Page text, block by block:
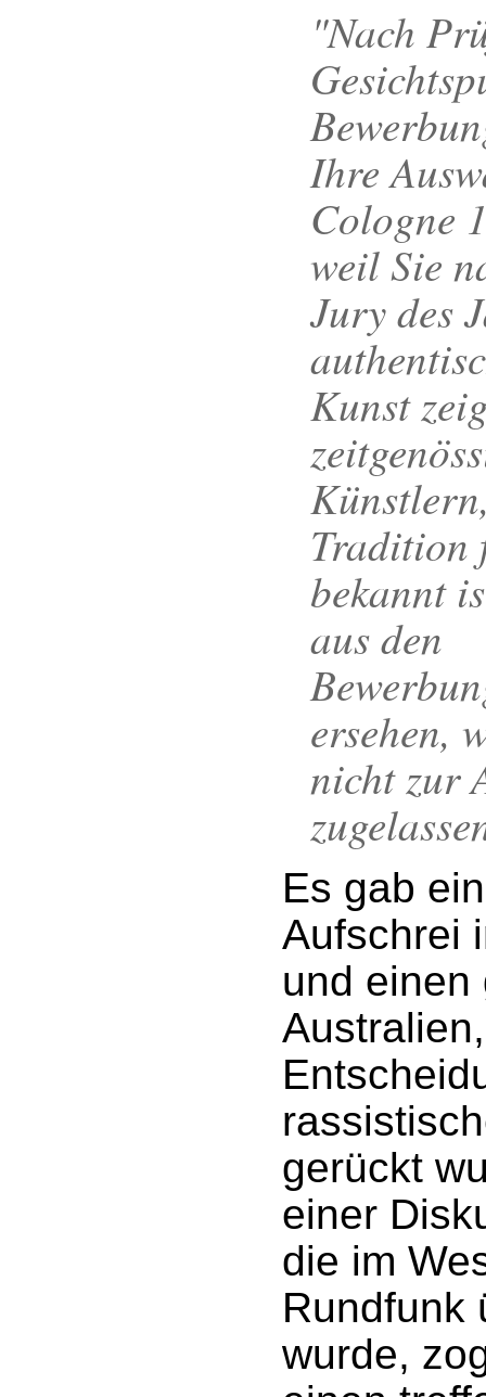
"Nach
Ihre
Cologne
weil Sie
Jury des
Kunst
Tradition
bekannt
aus den
ersehen,
nicht zur
Es gab
Aufschrei
und einen
gerückt
einer
die im
Rundfunk
wurde,